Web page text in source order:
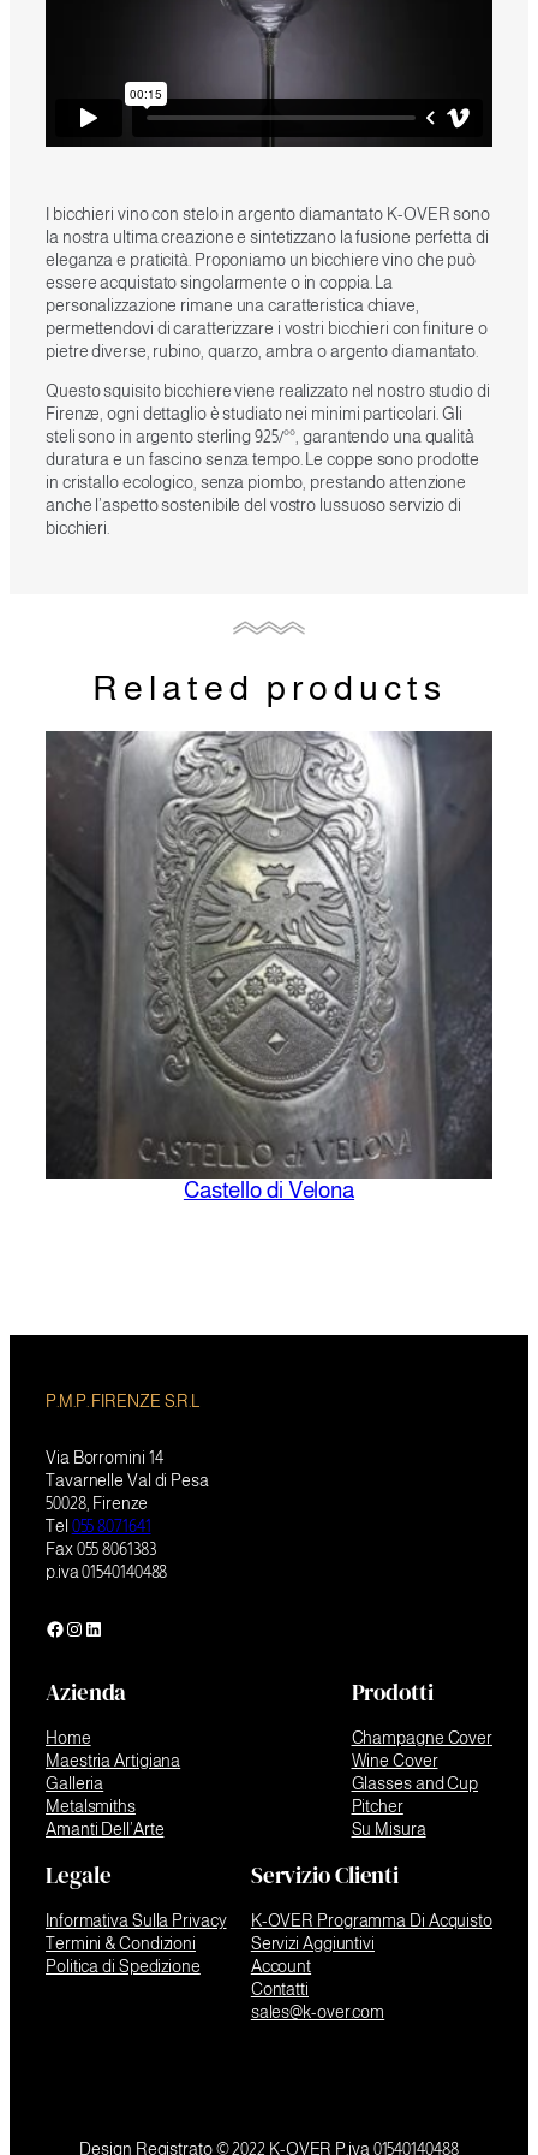
I bicchieri vino con stelo in argento diamantato K-OVER sono
la nostra ultima creazione e sintetizzano la fusione perfetta di
eleganza e praticità. Proponiamo un bicchiere vino che può
essere acquistato singolarmente o in coppia. La
personalizzazione rimane una caratteristica chiave,
permettendovi di caratterizzare i vostri bicchieri con finiture o
pietre diverse, rubino, quarzo, ambra o argento diamantato.
Questo squisito bicchiere viene realizzato nel nostro studio di
Firenze, ogni dettaglio è studiato nei minimi particolari. Gli
steli sono in argento sterling 925/°°, garantendo una qualità
duratura e un fascino senza tempo. Le coppe sono prodotte
in cristallo ecologico, senza piombo, prestando attenzione
anche l’aspetto sostenibile del vostro lussuoso servizio di
bicchieri.
Related products
Castello di Velona
P.M.P. FIRENZE S.R.L
Via Borromini 14
Tavarnelle Val di Pesa
50028, Firenze
Tel 055 8071641
Fax 055 8061383
p.iva 01540140488
Facebook
Instagram
LinkedIn
Azienda
Home
Maestria Artigiana
Galleria
Metalsmiths
Amanti Dell’Arte
Prodotti
Champagne Cover
Wine Cover
Glasses and Cup
Pitcher
Su Misura
Legale
Informativa Sulla Privacy
Termini & Condizioni
Politica di Spedizione
Servizio Clienti
K-OVER Programma Di Acquisto
Servizi Aggiuntivi
Account
Contatti
sales@k-over.com
Design Registrato © 2022 K-OVER P.iva 01540140488